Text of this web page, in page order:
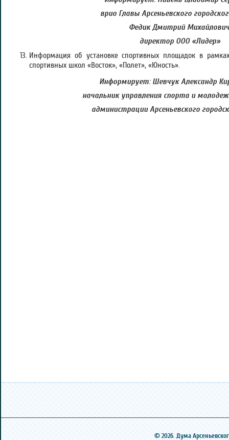
врио Главы Арсеньевского
Федик Дмитрий
директор ООО «Лидер»
Информация об установке спортивных площадок в
спортивных школ «Восток», «Полет», «Юность».
Информирует: Шевчук Александр
начальник управления спорта и
администрации Арсеньевского
© 2026. Дума